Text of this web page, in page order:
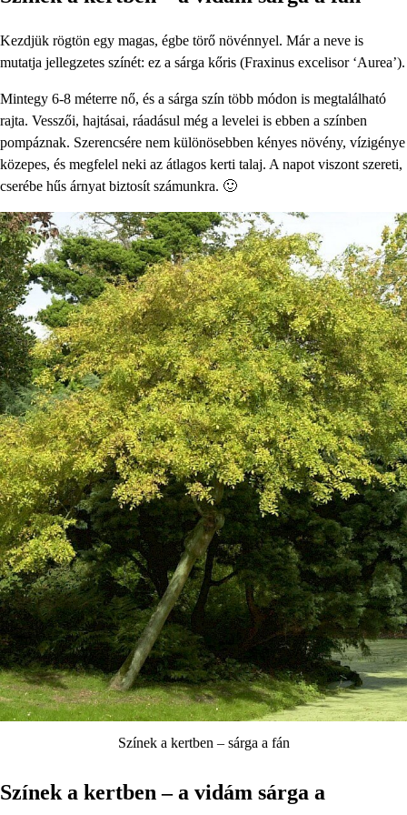
Kezdjük rögtön egy magas, égbe törő növénnyel. Már a neve is
mutatja jellegzetes színét: ez a sárga kőris (Fraxinus excelisor ‘Aurea’).
Mintegy 6-8 méterre nő, és a sárga szín több módon is megtalálható
rajta. Vesszői, hajtásai, ráadásul még a levelei is ebben a színben
pompáznak. Szerencsére nem különösebben kényes növény, vízigénye
közepes, és megfelel neki az átlagos kerti talaj. A napot viszont szereti,
cserébe hűs árnyat biztosít számunkra. 🙂
Színek a kertben – sárga a fán
Színek a kertben – a vidám sárga a